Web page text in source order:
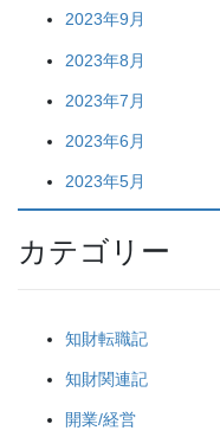
2023年9月
2023年8月
2023年7月
2023年6月
2023年5月
カテゴリー
知財転職記
知財関連記
開業/経営